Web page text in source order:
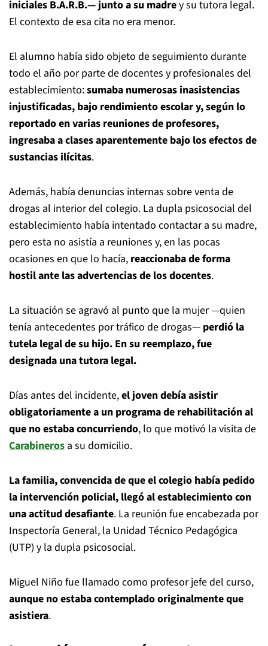
iniciales B.A.R.B.— junto a su madrey su tutora legal.
El contexto de esa cita no era menor.
El alumno había sido objeto de seguimiento durante
todo el año por parte de docentes y profesionales del
establecimiento:sumaba numerosas inasistencias
injustificadas, bajo rendimiento escolar y, según lo
reportado en varias reuniones de profesores,
ingresaba a clases aparentemente bajo los efectos de
sustancias ilícitas.
Además, había denuncias internas sobre venta de
drogas al interior del colegio. La dupla psicosocial del
establecimiento había intentado contactar a su madre,
pero esta no asistía a reuniones y, en las pocas
ocasiones en que lo hacía, reaccionaba de forma
hostil ante las advertencias de los docentes.
La situación se agravó al punto que la mujer —quien
tenía antecedentes por tráfico de drogas— perdió la
tutela legal de su hijo. En su reemplazo, fue
designada una tutora legal.
Días antes del incidente,el joven debía asistir
obligatoriamente a un programa de rehabilitación al
que no estaba concurriendo, lo que motivó la visita de
Carabineros a su domicilio.
La familia, convencida de que el colegio había pedido
la intervención policial, llegó al establecimiento con
una actitud desafiante. La reunión fue encabezada por
Inspectoría General, la Unidad Técnico Pedagógica
(UTP) y la dupla psicosocial.
Miguel Niño fue llamado como profesor jefe del curso,
aunque no estaba contemplado originalmente que
asistiera.